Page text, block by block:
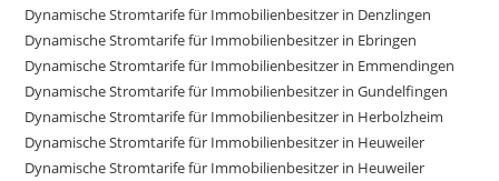
Dynamische Stromtarife für Immobilienbesitzer in Denzlingen
Dynamische Stromtarife für Immobilienbesitzer in Ebringen
Dynamische Stromtarife für Immobilienbesitzer in Emmendingen
Dynamische Stromtarife für Immobilienbesitzer in Gundelfingen
Dynamische Stromtarife für Immobilienbesitzer in Herbolzheim
Dynamische Stromtarife für Immobilienbesitzer in Heuweiler
Dynamische Stromtarife für Immobilienbesitzer in Heuweiler